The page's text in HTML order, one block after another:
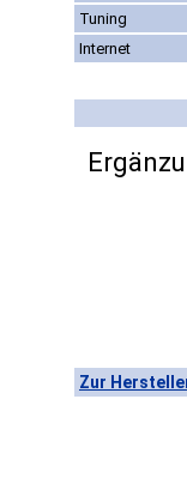
Tuning
Internet
Zur